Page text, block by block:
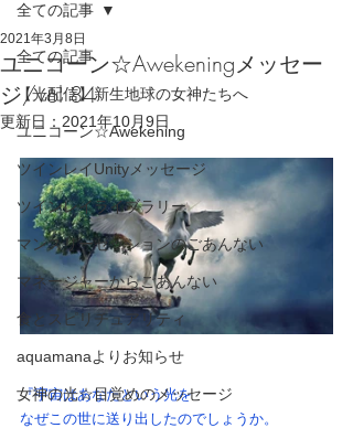
全ての記事
【光配信】新生地球の女神たちへ
ユニコーン☆Awekening
ツインレイUnityメッセージ
ツインレイライブラリー
マンスリーセッションのごあんない
マネージャーからごあんない
食とスピリチュアリティ
aquamanaよりお知らせ
女神の光☆目覚めのメッセージ
全ての記事
ユニコーン☆Awekeningメッセー
ジ/vol 84
2021年3月8日
更新日： 2021年10月9日
『宇宙はあなたという光を
なぜこの世に送り出したのでしょうか。